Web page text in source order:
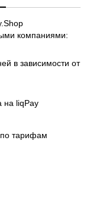
компаниями:
в зависимости от
на liqPay
тарифам